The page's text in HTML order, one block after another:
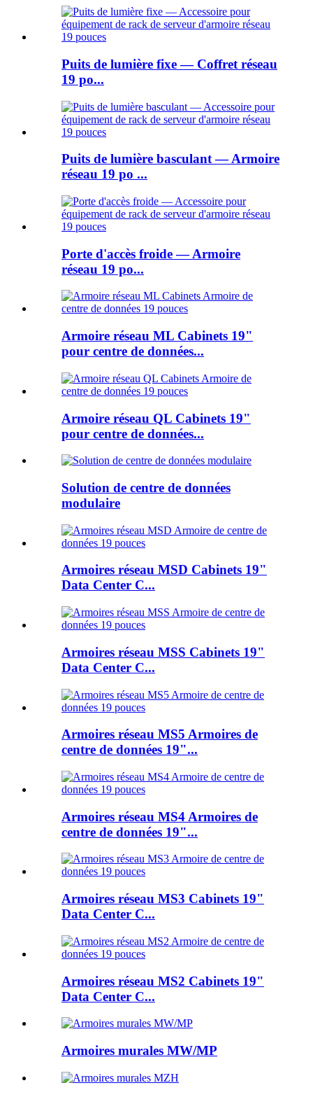
Puits de lumière fixe — Coffret réseau
19 po...
Puits de lumière basculant — Armoire
réseau 19 po ...
Porte d'accès froide — Armoire
réseau 19 po...
Armoire réseau ML Cabinets 19"
pour centre de données...
Armoire réseau QL Cabinets 19"
pour centre de données...
Solution de centre de données
modulaire
Armoires réseau MSD Cabinets 19"
Data Center C...
Armoires réseau MSS Cabinets 19"
Data Center C...
Armoires réseau MS5 Armoires de
centre de données 19"...
Armoires réseau MS4 Armoires de
centre de données 19"...
Armoires réseau MS3 Cabinets 19"
Data Center C...
Armoires réseau MS2 Cabinets 19"
Data Center C...
Armoires murales MW/MP